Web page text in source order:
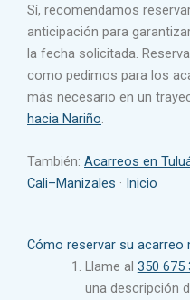
Sí, recomendamos
anticipación para
la fecha solicitada.
como pedimos para los
más necesario en un
hacia Nariño.
También: Acarreos en
Cali–Manizales · Inicio
Cómo reservar su acarreo
Llame al 350 675
una descripción